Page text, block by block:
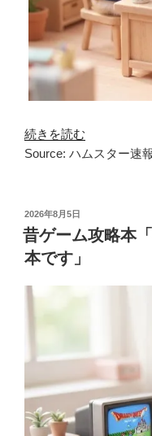
続きを読む
Source: ハムスター速
投
稿
日:
2026年8月5日
昔ゲーム攻略本
本です」